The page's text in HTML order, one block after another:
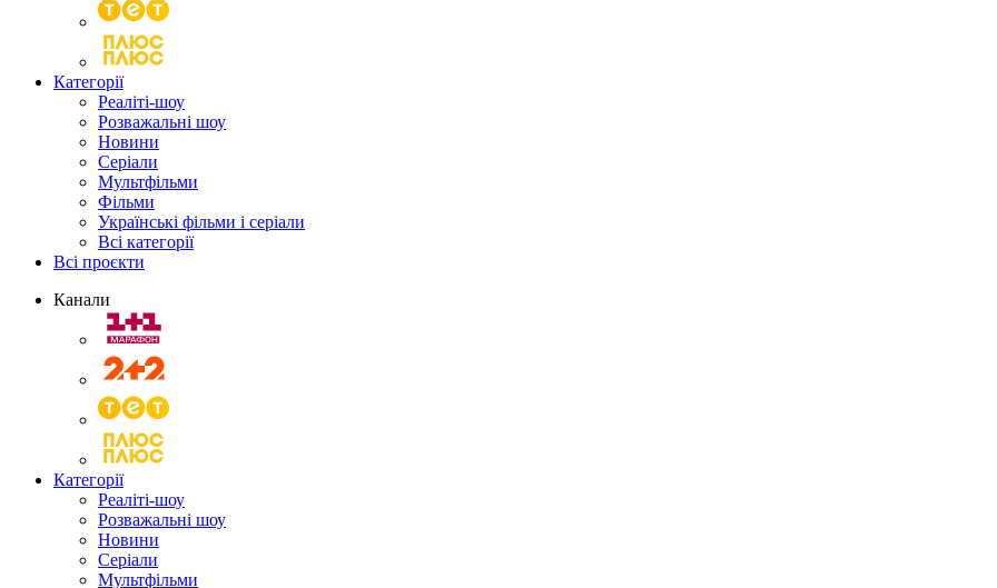
Категорії
Реаліті-шоу
Розважальні шоу
Новини
Серіали
Мультфільми
Фільми
Українські фільми і серіали
Всі категорії
Всі проєкти
Канали
Категорії
Реаліті-шоу
Розважальні шоу
Новини
Серіали
Мультфільми